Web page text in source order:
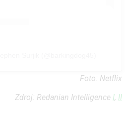
Foto: Netflix
Zdroj: Redanian Intelligence I, II